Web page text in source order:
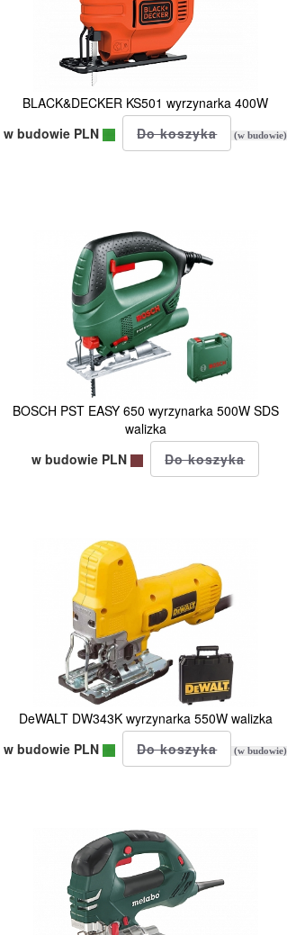
BLACK&DECKER KS501 wyrzynarka 400W
w budowie PLN
(w budowie)
BOSCH PST EASY 650 wyrzynarka 500W SDS
walizka
w budowie PLN
DeWALT DW343K wyrzynarka 550W walizka
w budowie PLN
(w budowie)